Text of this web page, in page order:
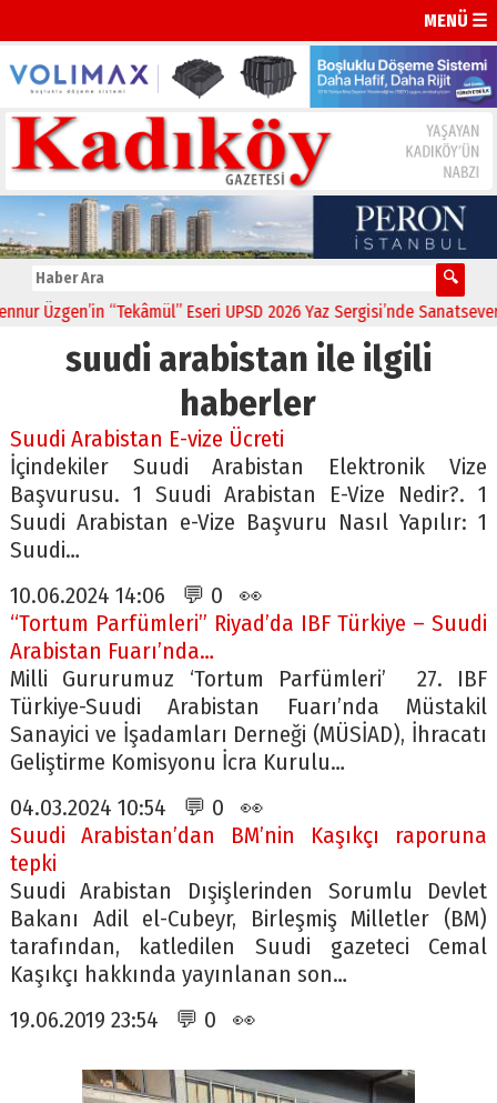
MENÜ ☰
Üzgen’in “Tekâmül” Eseri UPSD 2026 Yaz Sergisi’nde
suudi arabistan ile ilgili
haberler
Suudi Arabistan E-vize Ücreti
İçindekiler Suudi Arabistan Elektronik Vize
Başvurusu. 1 Suudi Arabistan E-Vize Nedir?. 1
Suudi Arabistan e-Vize Başvuru Nasıl Yapılır: 1
Suudi…
10.06.2024 14:06 💬 0 👀
“Tortum Parfümleri” Riyad’da IBF Türkiye – Suudi
Arabistan Fuarı’nda…
Milli Gururumuz ‘Tortum Parfümleri’ 27. IBF
Türkiye-Suudi Arabistan Fuarı’nda Müstakil
Sanayici ve İşadamları Derneği (MÜSİAD), İhracatı
Geliştirme Komisyonu İcra Kurulu…
04.03.2024 10:54 💬 0 👀
Suudi Arabistan’dan BM’nin Kaşıkçı raporuna
tepki
Suudi Arabistan Dışişlerinden Sorumlu Devlet
Bakanı Adil el-Cubeyr, Birleşmiş Milletler (BM)
tarafından, katledilen Suudi gazeteci Cemal
Kaşıkçı hakkında yayınlanan son…
19.06.2019 23:54 💬 0 👀